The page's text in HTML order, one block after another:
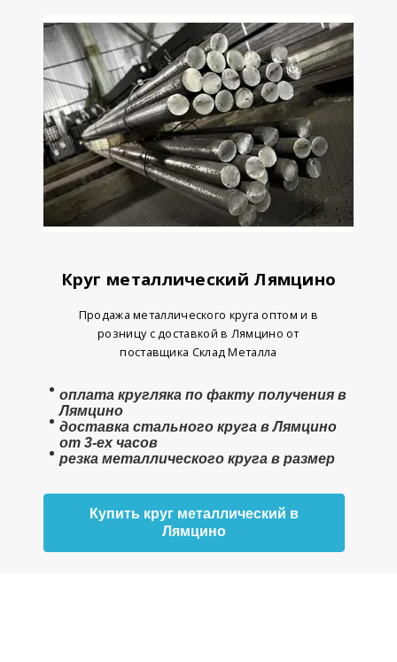
Круг металлический Лямцино
Продажа металлического круга оптом и в
розницу с доставкой в Лямцино от
поставщика Склад Металла
оплата кругляка по факту получения в
Лямцино
доставка стального круга в Лямцино
от 3-ех часов
резка металлического круга в размер
Купить круг металлический в
Лямцино